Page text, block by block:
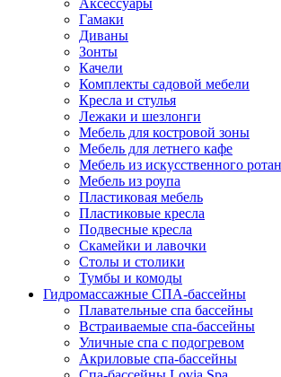
Аксессуары
Гамаки
Диваны
Зонты
Качели
Комплекты садовой мебели
Кресла и стулья
Лежаки и шезлонги
Мебель для костровой зоны
Мебель для летнего кафе
Мебель из искусственного
Мебель из роупа
Пластиковая мебель
Пластиковые кресла
Подвесные кресла
Скамейки и лавочки
Столы и столики
Тумбы и комоды
Гидромассажные СПА-бассейны
Плавательные спа бассейны
Встраиваемые спа-бассейны
Уличные спа с подогревом
Акриловые спа-бассейны